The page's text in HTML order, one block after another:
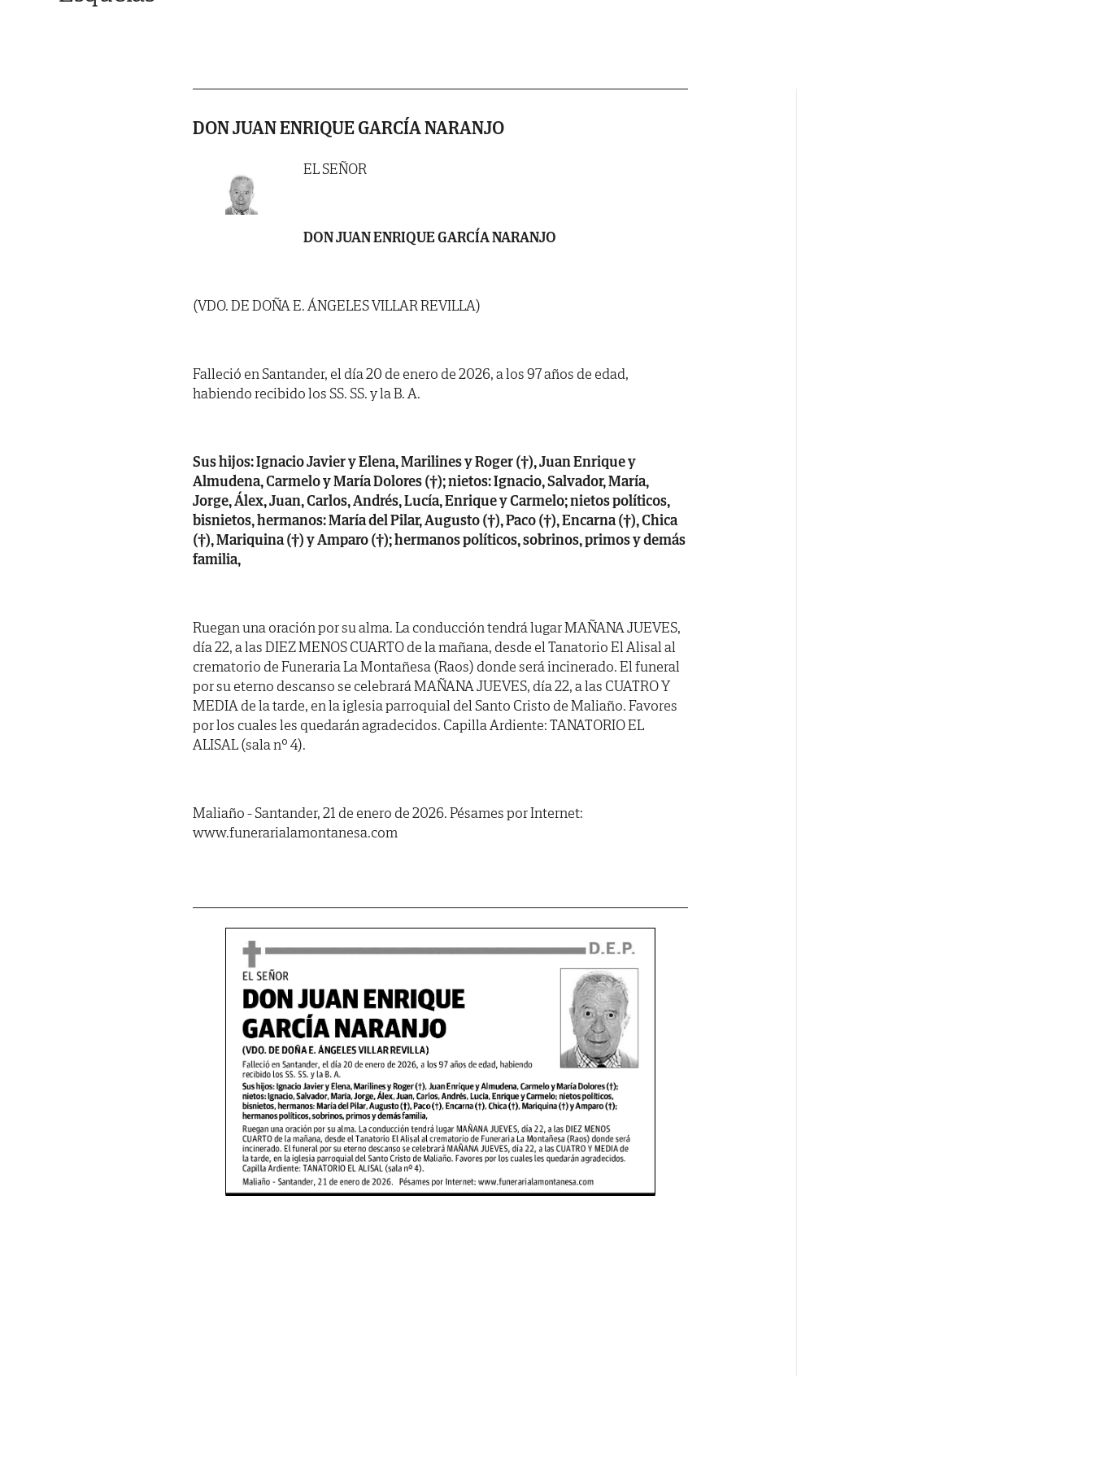
DON JUAN ENRIQUE GARCÍA NARANJO
EL SEÑOR
DON JUAN ENRIQUE GARCÍA NARANJO
(VDO. DE DOÑA E. ÁNGELES VILLAR REVILLA)
Falleció en Santander, el día 20 de enero de 2026, a los 97 años de edad,
habiendo recibido los SS. SS. y la B. A.
Sus hijos: Ignacio Javier y Elena, Marilines y Roger (†), Juan Enrique y
Almudena, Carmelo y María Dolores (†); nietos: Ignacio, Salvador, María,
Jorge, Álex, Juan, Carlos, Andrés, Lucía, Enrique y Carmelo; nietos políticos,
bisnietos, hermanos: María del Pilar, Augusto (†), Paco (†), Encarna (†), Chica
(†), Mariquina (†) y Amparo (†); hermanos políticos, sobrinos, primos y demás
familia,
Ruegan una oración por su alma. La conducción tendrá lugar MAÑANA JUEVES,
día 22, a las DIEZ MENOS CUARTO de la mañana, desde el Tanatorio El Alisal al
crematorio de Funeraria La Montañesa (Raos) donde será incinerado. El funeral
por su eterno descanso se celebrará MAÑANA JUEVES, día 22, a las CUATRO Y
MEDIA de la tarde, en la iglesia parroquial del Santo Cristo de Maliaño. Favores
por los cuales les quedarán agradecidos. Capilla Ardiente: TANATORIO EL
ALISAL (sala nº 4).
Maliaño - Santander, 21 de enero de 2026. Pésames por Internet:
www.funerarialamontanesa.com